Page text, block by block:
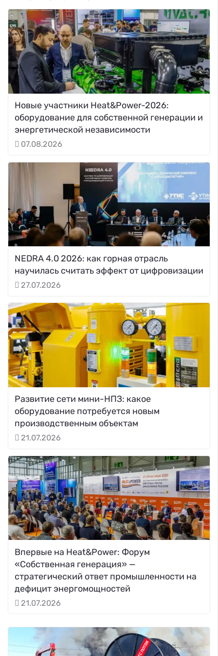
Новые участники Heat&Power-2026:
оборудование для собственной генерации и
энергетической независимости
07.08.2026
NEDRA 4.0 2026: как горная отрасль
научилась считать эффект от цифровизации
27.07.2026
Развитие сети мини-НПЗ: какое
оборудование потребуется новым
производственным объектам
21.07.2026
Впервые на Heat&Power: Форум
«Собственная генерация» —
стратегический ответ промышленности на
дефицит энергомощностей
21.07.2026